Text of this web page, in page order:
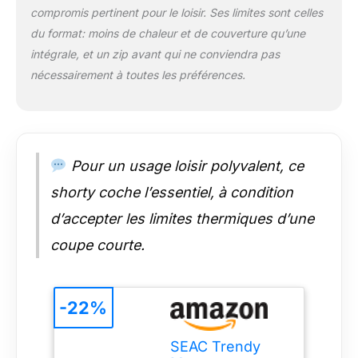
QUALITÉ SEAC :
l'excellence
maximale. CONVIENT
pour adultes et
enfants
compromis pertinent pour le loisir. Ses limites sont celles
du format: moins de chaleur et de couverture qu’une
intégrale, et un zip avant qui ne conviendra pas
nécessairement à toutes les préférences.
Pour un usage loisir polyvalent, ce
shorty coche l’essentiel, à condition
d’accepter les limites thermiques d’une
coupe courte.
SEAC Trendy
-22%